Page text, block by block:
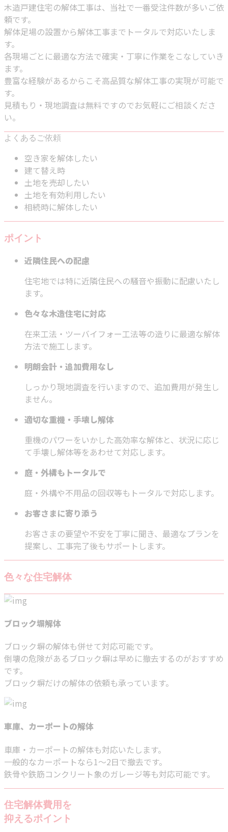
木造戸建住宅の解体工事は、当社で一番受注件数が多いご依
頼です。
解体足場の設置から解体工事までトータルで対応いたしま
す。
各現場ごとに最適な方法で確実・丁寧に作業をこなしていき
ます。
豊富な経験があるからこそ高品質な解体工事の実現が可能で
す。
見積もり・現地調査は無料ですのでお気軽にご相談くださ
い。
よくあるご依頼
空き家を解体したい
建て替え時
土地を売却したい
土地を有効利用したい
相続時に解体したい
ポイント
近隣住民への配慮
住宅地では特に近隣住民への騒音や振動に配慮いたし
ます。
色々な木造住宅に対応
在来工法・ツーバイフォー工法等の造りに最適な解体
方法で施工します。
明朗会計・追加費用なし
しっかり現地調査を行いますので、追加費用が発生し
ません。
適切な重機・手壊し解体
重機のパワーをいかした高効率な解体と、状況に応じ
て手壊し解体等をあわせて対応します。
庭・外構もトータルで
庭・外構や不用品の回収等もトータルで対応します。
お客さまに寄り添う
お客さまの要望や不安を丁寧に聞き、最適なプランを
提案し、工事完了後もサポートします。
色々な住宅解体
ブロック塀解体
ブロック塀の解体も併せて対応可能です。
倒壊の危険があるブロック塀は早めに撤去するのがおすすめ
です。
ブロック塀だけの解体の依頼も承っています。
車庫、カーポートの解体
車庫・カーポートの解体も対応いたします。
一般的なカーポートなら1～2日で撤去です。
鉄骨や鉄筋コンクリート象のガレージ等も対応可能です。
住宅解体費用を
抑えるポイント